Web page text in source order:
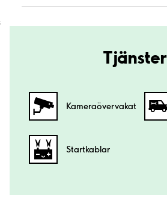
;
Tjänster
Kamera­övervakat
Startkablar